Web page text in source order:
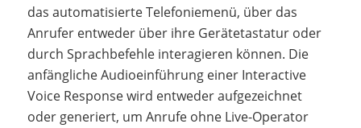
das automatisierte Telefoniemenü, über das
Anrufer entweder über ihre Gerätetastatur oder
durch Sprachbefehle interagieren können. Die
anfängliche Audioeinführung einer Interactive
Voice Response wird entweder aufgezeichnet
oder generiert, um Anrufe ohne Live-Operator